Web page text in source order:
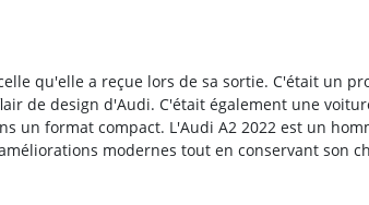
qu'elle a reçue lors de sa sortie. C'était un
de design d'Audi. C'était également une
un format compact. L'Audi A2 2022 est un
modernes tout en conservant son